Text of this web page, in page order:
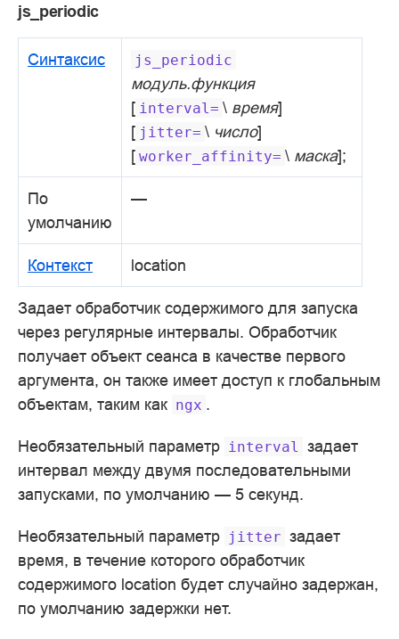
js_periodic
Синтаксис js_periodic
модуль.функция
[ interval= \ время]
[ jitter= \ число]
[ worker_affinity= \ маска];
По
умолчанию
—
Контекст location
Задает обработчик содержимого для запуска
через регулярные интервалы. Обработчик
получает объект сеанса в качестве первого
аргумента, он также имеет доступ к глобальным
объектам, таким как ngx .
Необязательный параметр interval
задает
интервал между двумя последовательными
запусками, по умолчанию — 5 секунд.
Необязательный параметр jitter задает
время, в течение которого обработчик
содержимого location будет случайно задержан,
по умолчанию задержки нет.